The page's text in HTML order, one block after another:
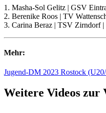
1. Masha-Sol Gelitz | GSV
2. Berenike Roos | TV
3. Carina Beraz | TSV Zirndorf |
Mehr:
Jugend-DM 2023 Rostock
Weitere Videos zur